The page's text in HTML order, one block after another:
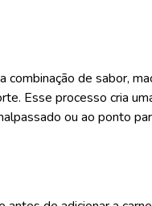
de sabor,
Esse processo cria
ou ao ponto